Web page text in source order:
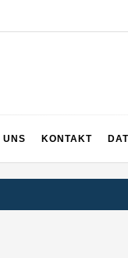
UNS KONTAKT